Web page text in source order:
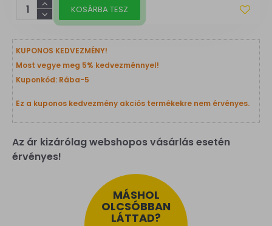
KUPONOS KEDVEZMÉNY!
Most vegye meg 5% kedvezménnyel!
Kuponkód: Rába-5
Ez a kuponos kedvezmény akciós termékekre nem érvényes.
Az ár kizárólag webshopos vásárlás esetén
érvényes!
KOSÁRBA TESZ
MÁSHOL
OLCSÓBBAN
LÁTTAD?